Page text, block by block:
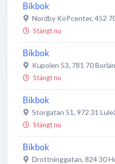
Bikbok
Nordby KöPcenter, 452
Stängt nu
Bikbok
Kupolen 53, 781 70
Stängt nu
Bikbok
Storgatan 51, 972 31
Stängt nu
Bikbok
Drottninggatan, 824 30